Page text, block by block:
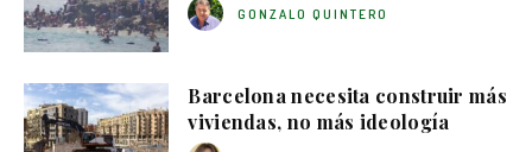
GONZALO QUINTERO
Barcelona necesita construir más
viviendas, no más ideología